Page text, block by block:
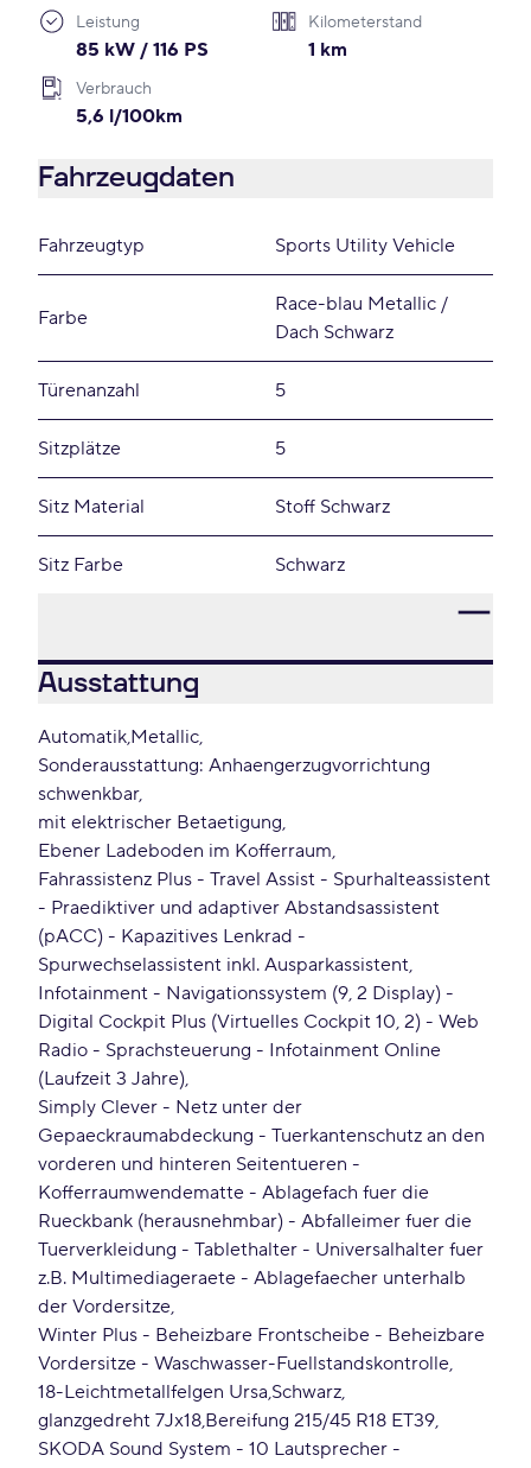
Leistung
85 kW / 116 PS
Kilometerstand
1 km
Verbrauch
5,6 l/100km
Fahrzeugdaten
Fahrzeugtyp Sports Utility Vehicle
Farbe
Race-blau Metallic /
Dach Schwarz
Türenanzahl 5
Sitzplätze 5
Sitz Material Stoff Schwarz
Sitz Farbe Schwarz
Ausstattung
Automatik Metallic
Sonderausstattung: Anhaengerzugvorrichtung
schwenkbar
mit elektrischer Betaetigung
Ebener Ladeboden im Kofferraum
Fahrassistenz Plus - Travel Assist - Spurhalteassistent
- Praediktiver und adaptiver Abstandsassistent
(pACC) - Kapazitives Lenkrad -
Spurwechselassistent inkl. Ausparkassistent
Infotainment - Navigationssystem (9, 2 Display) -
Digital Cockpit Plus (Virtuelles Cockpit 10, 2) - Web
Radio - Sprachsteuerung - Infotainment Online
(Laufzeit 3 Jahre)
Simply Clever - Netz unter der
Gepaeckraumabdeckung - Tuerkantenschutz an den
vorderen und hinteren Seitentueren -
Kofferraumwendematte - Ablagefach fuer die
Rueckbank (herausnehmbar) - Abfalleimer fuer die
Tuerverkleidung - Tablethalter - Universalhalter fuer
z.B. Multimediageraete - Ablagefaecher unterhalb
der Vordersitze
Winter Plus - Beheizbare Frontscheibe - Beheizbare
Vordersitze - Waschwasser-Fuellstandskontrolle
18-Leichtmetallfelgen Ursa Schwarz
glanzgedreht 7Jx18 Bereifung 215/45 R18 ET39
SKODA Sound System - 10 Lautsprecher -